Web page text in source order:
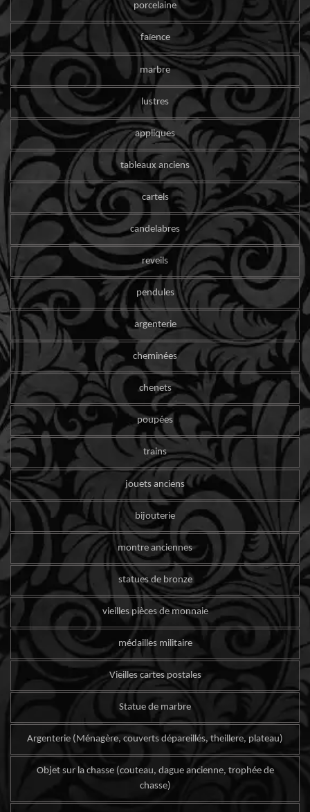
porcelaine
faïence
marbre
lustres
appliques
tableaux anciens
cartels
candelabres
reveils
pendules
argenterie
cheminées
chenets
poupées
trains
jouets anciens
bijouterie
montre anciennes
statues de bronze
vieilles pièces de monnaie
médailles militaire
Vieilles cartes postales
Statue de marbre
Argenterie (Ménagère, couverts dépareillés, theillere, plateau)
Objet sur la chasse (couteau, dague ancienne, trophée de
chasse)